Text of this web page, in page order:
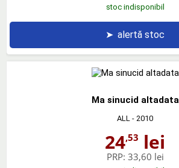
stoc indisponibil
➤ alertă stoc
Ma sinucid altadata
ALL - 2010
24,53 lei
PRP: 33,60 lei